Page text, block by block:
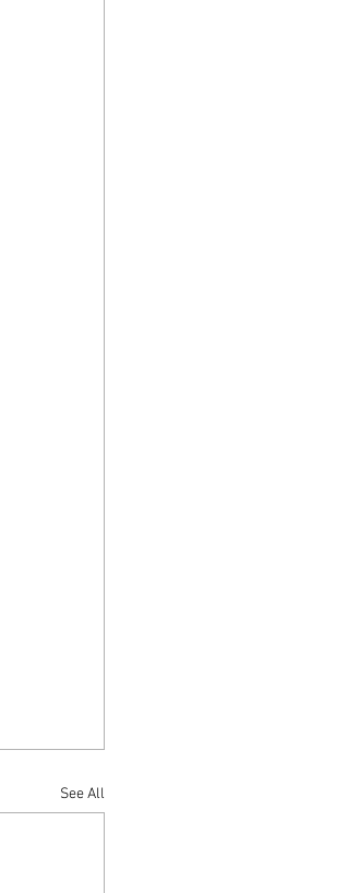
See All